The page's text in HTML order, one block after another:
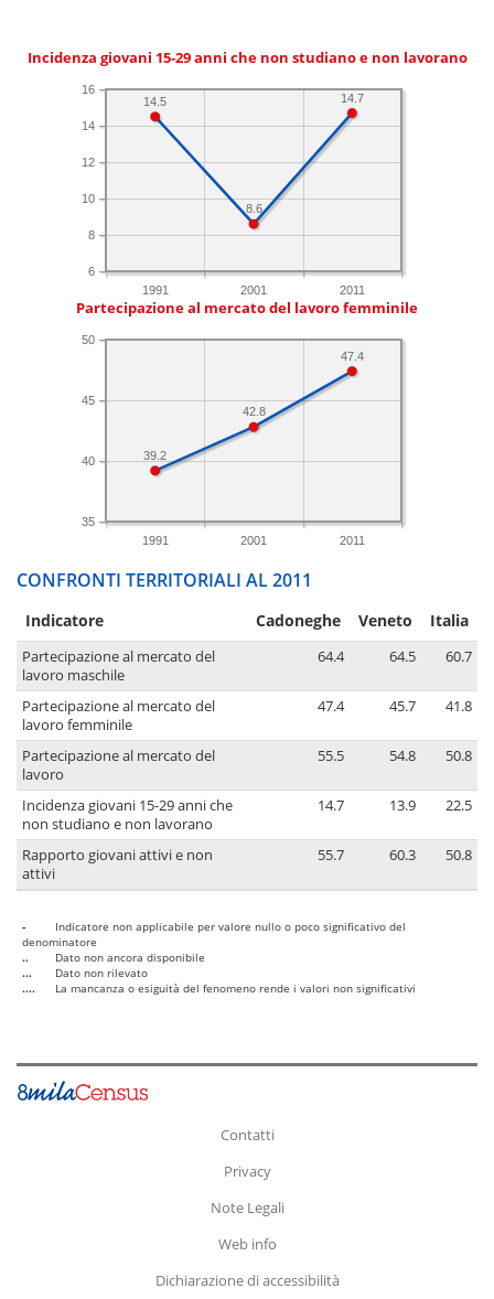
Incidenza giovani 15-29 anni che non studiano e non lavorano
1991 2001 2011
6
8
10
12
14
16
14.7
8.6
14.5
Partecipazione al mercato del lavoro femminile
1991 2001 2011
35
40
45
50
47.4
42.8
39.2
CONFRONTI TERRITORIALI AL 2011
Indicatore Cadoneghe Veneto Italia
Partecipazione al mercato del
lavoro maschile
64.4 64.5 60.7
Partecipazione al mercato del
lavoro femminile
47.4 45.7 41.8
Partecipazione al mercato del
lavoro
55.5 54.8 50.8
Incidenza giovani 15-29 anni che
non studiano e non lavorano
14.7 13.9 22.5
Rapporto giovani attivi e non
attivi
55.7 60.3 50.8
-
Indicatore non applicabile per valore nullo o poco significativo del
denominatore
..
Dato non ancora disponibile
...
Dato non rilevato
....
La mancanza o esiguità del fenomeno rende i valori non significativi
Contatti
Privacy
Note Legali
Web info
Dichiarazione di accessibilità